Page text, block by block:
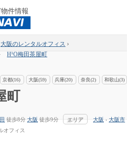
件情報
大阪のレンタルオフィス ›
H¹O梅田茶屋町
京都(16) 大阪(59) 兵庫(20) 奈良(2) 和歌山(3)
町
徒歩8分 大阪 徒歩9分 エリア 大阪 › 大阪市
オフィス